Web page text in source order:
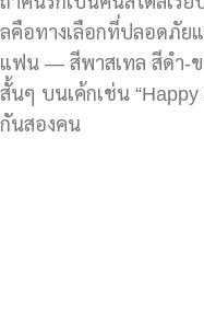
ลคือทางเลือกที่ปลอดภัย
แฟน — สีพาสเทล สีดำ-ข
สั้นๆ บนเค้กเช่น
กันสองคน